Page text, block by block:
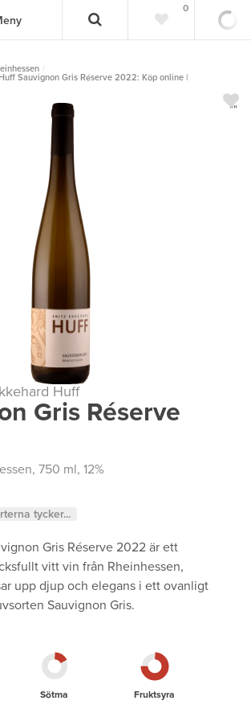
0
Sauvignon Gris Réserve 2022: Köp online |
Huff
Gris Réserve
, 750 ml, 12%
tycker...
Gris Réserve 2022 är ett
vitt vin från Rheinhessen,
upp djup och elegans i ett ovanligt
Sauvignon Gris.
Sötma Fruktsyra
""